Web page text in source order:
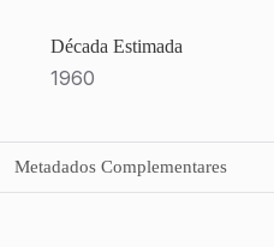
Década Estimada
1960
Metadados Complementares